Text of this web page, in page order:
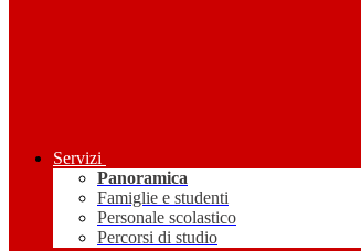
Servizi
Panoramica
Famiglie e studenti
Personale scolastico
Percorsi di studio